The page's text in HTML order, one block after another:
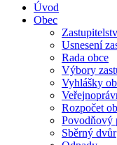
Úvod
Obec
Usnesení
Rada obce
Výbory
Vyhlášky
Rozpočet
Povodňový
Sběrný dvůr